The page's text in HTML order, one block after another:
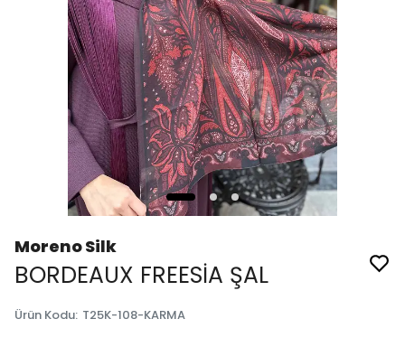
Moreno Silk
BORDEAUX FREESİA ŞAL
Ürün Kodu: T25K-108-KARMA